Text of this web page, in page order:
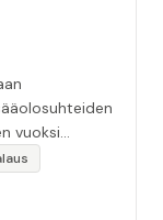
vuoksi
on oikein
tehtiin
maalareille: